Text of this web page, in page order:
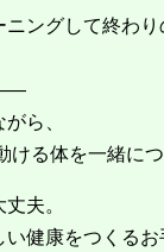
ニングして終わ
——
ら、
る体を一緒につ
夫。
健康をつくるお